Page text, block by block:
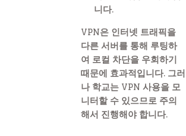
니다.
VPN은 인터넷 트래픽을
다른 서버를 통해 루팅하
여 로컬 차단을 우회하기
때문에 효과적입니다. 그러
나 학교는 VPN 사용을 모
니터할 수 있으므로 주의
해서 진행해야 합니다.